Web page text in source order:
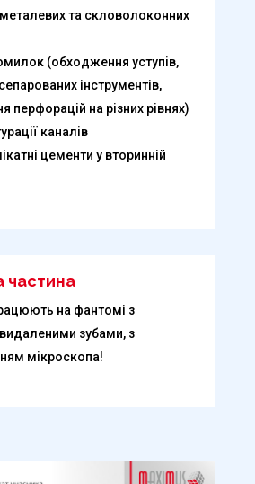
та скловолоконних
(обходження уступів,
інструментів,
перфорацій на різних рівнях)
каналів
цементи у вторинній
частина
на фантомі з
зубами, з
мікроскопа!